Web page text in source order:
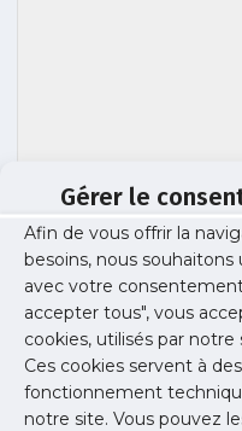
Gérer le
Afin de vous offrir la
besoins, nous souhaitons
avec votre
accepter tous", vous
cookies, utilisés par
Ces cookies servent à
fonctionnement
notre site. Vous pouvez
PRUDHOMME
Publié le :4 juin 2021
Partager cet article :